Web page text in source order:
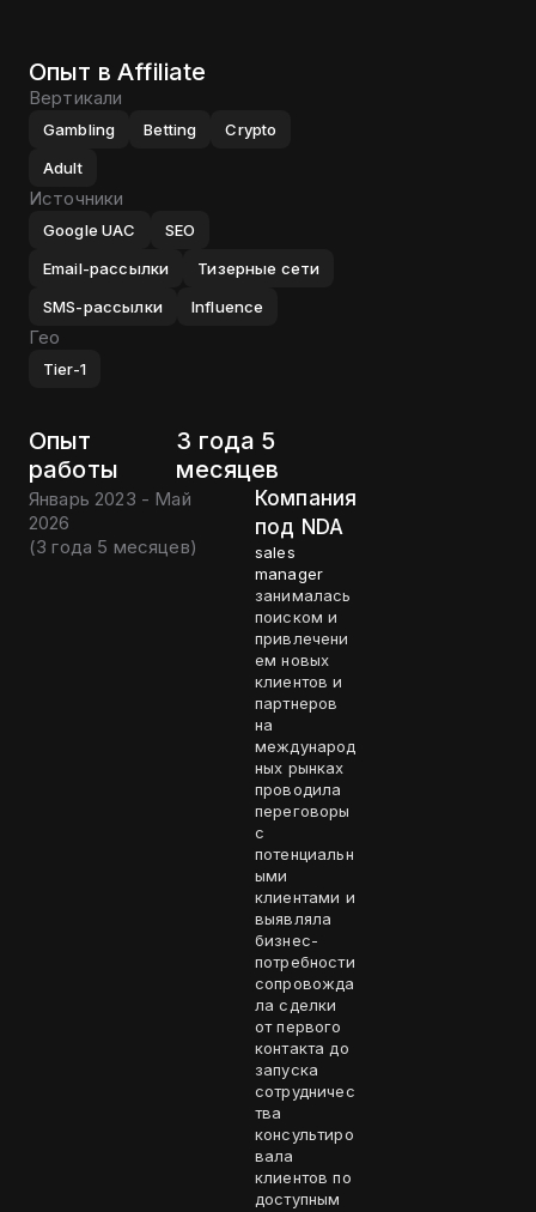
Опыт в Affiliate
Вертикали
Gambling Betting
Crypto
Adult
Источники
Google UAC
SEO
Email-рассылки
Тизерные сети
SMS-рассылки
Influence
Гео
Tier-1
Опыт
работы
3 года 5
месяцев
Январь 2023 - Май
2026
(3 года 5 месяцев)
Компания
под NDA
sales
manager
занималась
поиском и
привлечени
ем новых
клиентов и
партнеров
на
международ
ных рынках
проводила
переговоры
с
потенциальн
ыми
клиентами и
выявляла
бизнес-
потребности
сопровожда
ла сделки
от первого
контакта до
запуска
сотрудничес
тва
консультиро
вала
клиентов по
доступным